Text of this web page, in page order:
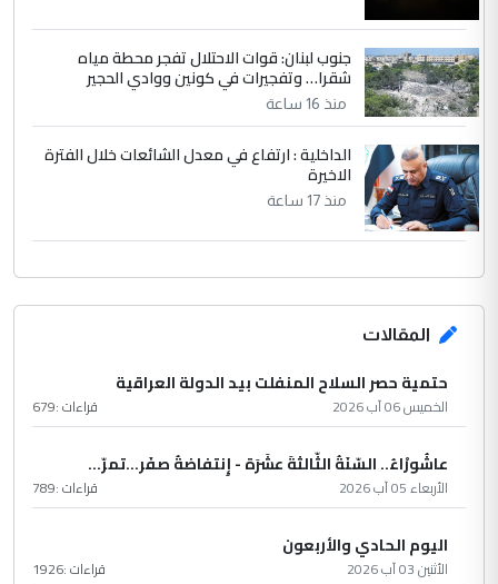
جنوب لبنان: قوات الاحتلال تفجر محطة مياه
شقرا… وتفجيرات في كونين ووادي الحجير
منذ 16 ساعة
الداخلية : ارتفاع في معدل الشائعات خلال الفترة
الاخيرة
منذ 17 ساعة
المقالات
حتمية حصر السلاح المنفلت بيد الدولة العراقية
الخميس 06 آب 2026 قراءات :679
عاشُورْاءُ.. السّنَةُ الثّالثةَ عشَرَة - إِنتفاضةُ صفَر…تمرّ...
الأربعاء 05 آب 2026 قراءات :789
اليوم الحادي والأربعون
الأثنين 03 آب 2026 قراءات :1926